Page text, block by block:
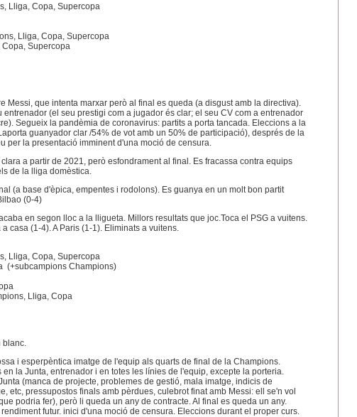
Lliga, Copa, Supercopa
Lliga, Copa, Supercopa
Supercopa
Messi, que intenta marxar però al final es queda (a disgust amb la directiva).
entrenador (el seu prestigi com a jugador és clar; el seu CV com a entrenador
Segueix la pandèmia de coronavirus: partits a porta tancada. Eleccions a la
guanyador clar /54% de vot amb un 50% de participació), després de la
per la presentació imminent d'una moció de censura.
a partir de 2021, però esfondrament al final. Es fracassa contra equips
de la lliga domèstica.
(a base d'èpica, empentes i rodolons). Es guanya en un molt bon partit
(0-4)
en segon lloc a la lligueta. Millors resultats que joc.Toca el PSG a vuitens.
casa (1-4). A Paris (1-1). Eliminats a vuitens.
Lliga, Copa, Supercopa
(+subcampions Champions)
Lliga, Copa
i esperpèntica imatge de l'equip als quarts de final de la Champions.
en la Junta, entrenador i en totes les línies de l'equip, excepte la porteria.
(manca de projecte, problemes de gestió, mala imatge, indicis de
etc, pressupostos finals amb pèrdues, culebrot finat amb Messi: ell se'n vol
podria fer), però li queda un any de contracte. Al final es queda un any.
futur. inici d'una moció de censura. Eleccions durant el proper curs.